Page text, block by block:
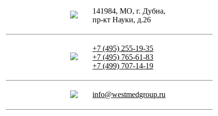
141984, МО, г. Дубна,
пр-кт Науки, д.26
+7 (495) 255-19-35
+7 (495) 765-61-83
+7 (499) 707-14-19
info@westmedgroup.ru